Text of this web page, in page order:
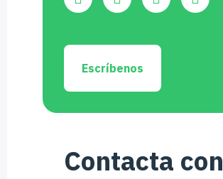
Escríbenos
Contacta con